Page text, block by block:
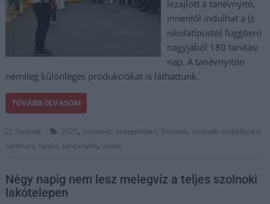
lezajlott a tanévnyitó,
innentől indulhat a (z
iskolatípustól függően)
nagyjából 180 tanítási
nap. A tanévnyitón
némileg különleges produkciókat is láthattunk.
TOVÁBB OLVASOM
Szolnok 2025, központi, szeptember, Szolnok, szolnoki szakképzési
centrum, tanév, tanévnyitó,városi
Négy napig nem lesz melegvíz a teljes szolnoki
lakótelepen